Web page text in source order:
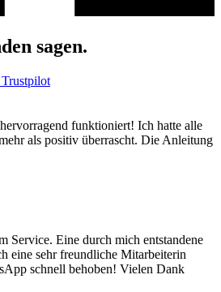
sagen.
Trustpilot
funktioniert! Ich hatte alle
als positiv überrascht. Die Anleitung
Service. Eine durch mich entstandene
eine sehr freundliche Mitarbeiterin
schnell behoben! Vielen Dank